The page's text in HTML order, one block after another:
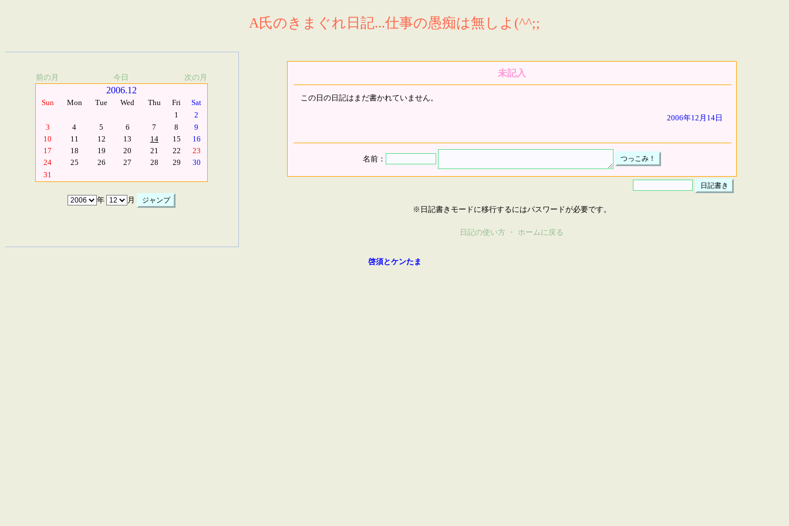
A氏のきまぐれ日記...仕事の愚痴は無しよ(^^;;
前の月 今日 次の月
2006.12
Sun Mon Tue Wed Thu Fri
Sat
1
2
3
4 5 6 7 8
9
10
11 12 13 14 15
16
17
18 19 20 21 22
23
24
25 26 27 28 29
30
31
年 月
未記入
この日の日記はまだ書かれていません。
2006年12月14日
名前：
※日記書きモードに移行するにはパスワードが必要です。
日記の使い方 ・ ホームに戻る
啓須とケンたま